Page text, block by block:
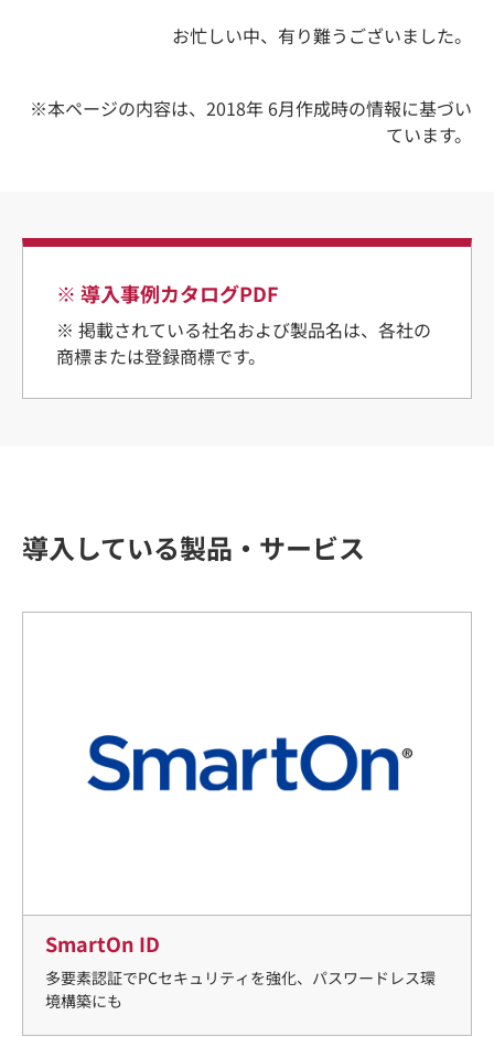
お忙しい中、有り難うございました。
※本ページの内容は、2018年 6月作成時の情報に基づい
ています。
※ 導入事例カタログPDF
※ 掲載されている社名および製品名は、各社の
商標または登録商標です。
導入している製品・サービス
SmartOn ID
多要素認証でPCセキュリティを強化、パスワードレス環
境構築にも